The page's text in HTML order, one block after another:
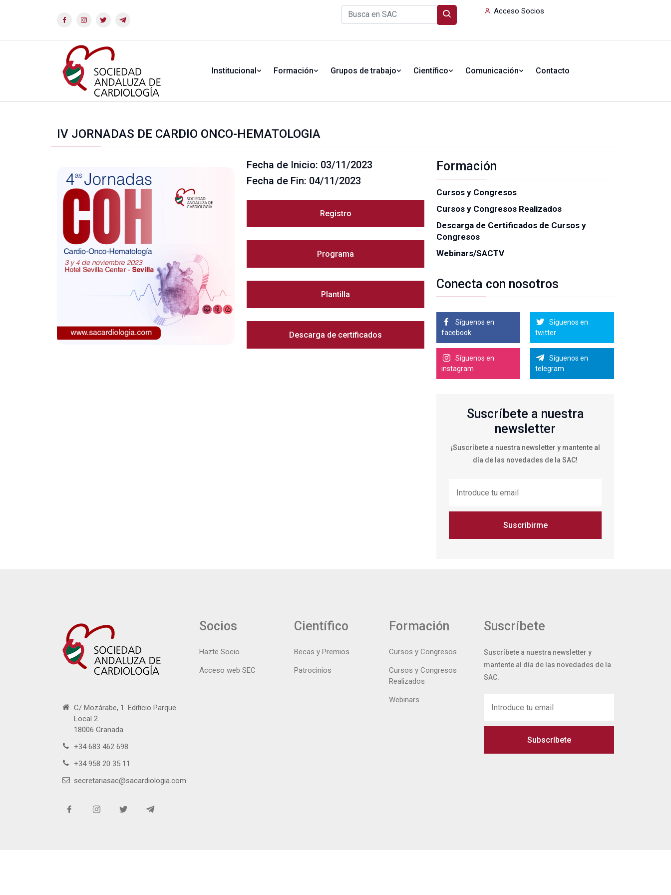
Acceso Socios
Institucional Formación Grupos de trabajo Científico Comunicación Contacto
IV JORNADAS DE CARDIO ONCO-HEMATOLOGIA
Fecha de Inicio: 03/11/2023
Fecha de Fin: 04/11/2023
Registro
Programa
Plantilla
Descarga de certificados
Formación
Cursos y Congresos
Cursos y Congresos Realizados
Descarga de Certificados de Cursos y
Congresos
Webinars/SACTV
Conecta con nosotros
Síguenos en
facebook
Síguenos en
twitter
Síguenos en
instagram
Síguenos en
telegram
Suscríbete a nuestra
newsletter
¡Suscríbete a nuestra newsletter y mantente al
día de las novedades de la SAC!
Suscribirme
C/ Mozárabe, 1. Edificio Parque.
Local 2.
18006 Granada
+34 683 462 698
+34 958 20 35 11
secretariasac@sacardiologia.com
Socios
Hazte Socio
Acceso web SEC
Científico
Becas y Premios
Patrocinios
Formación
Cursos y Congresos
Cursos y Congresos
Realizados
Webinars
Suscríbete
Suscríbete a nuestra newsletter y
mantente al día de las novedades de la
SAC.
Subscríbete